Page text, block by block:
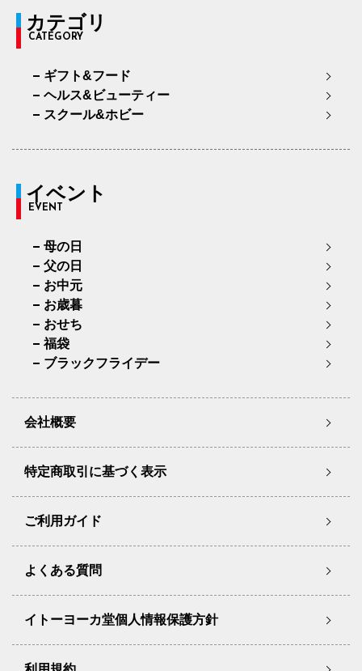
カテゴリ
CATEGORY
ギフト&フード
ヘルス&ビューティー
スクール&ホビー
イベント
EVENT
母の日
父の日
お中元
お歳暮
おせち
福袋
ブラックフライデー
会社概要
特定商取引に基づく表示
ご利用ガイド
よくある質問
イトーヨーカ堂個人情報保護方針